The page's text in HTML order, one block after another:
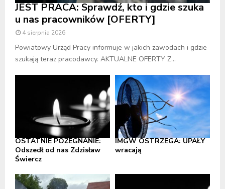
JEST PRACA: Sprawdź, kto i gdzie szuka
u nas pracowników [OFERTY]
4 sierpnia 2026
Powiatowy Urząd Pracy informuje w jakich zawodach i gdzie
szukają teraz pracodawcy. AKTUALNE OFERTY Z...
OSTATNIE POŻEGNANIE:
Odszedł od nas Zdzisław
Świercz
IMGW OSTRZEGA: UPAŁY
wracają